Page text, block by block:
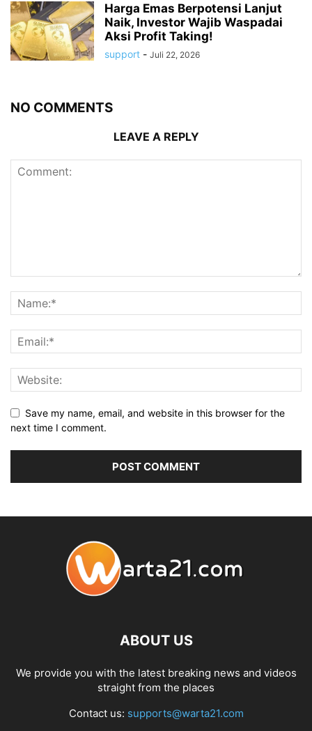
Harga Emas Berpotensi Lanjut
Naik, Investor Wajib Waspadai
Aksi Profit Taking!
support - Juli 22, 2026
NO COMMENTS
LEAVE A REPLY
Save my name, email, and website in this browser for the
next time I comment.
ABOUT US
We provide you with the latest breaking news and videos
straight from the places
Contact us: supports@warta21.com